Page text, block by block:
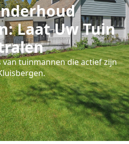
Laat Uw Tuin
tuinmannen die actief zijn